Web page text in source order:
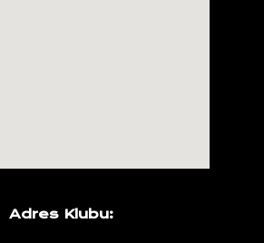
Adres Klubu: